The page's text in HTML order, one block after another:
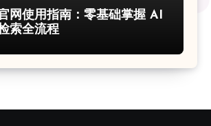
网使用指南：零基础掌握 AI
索全流程